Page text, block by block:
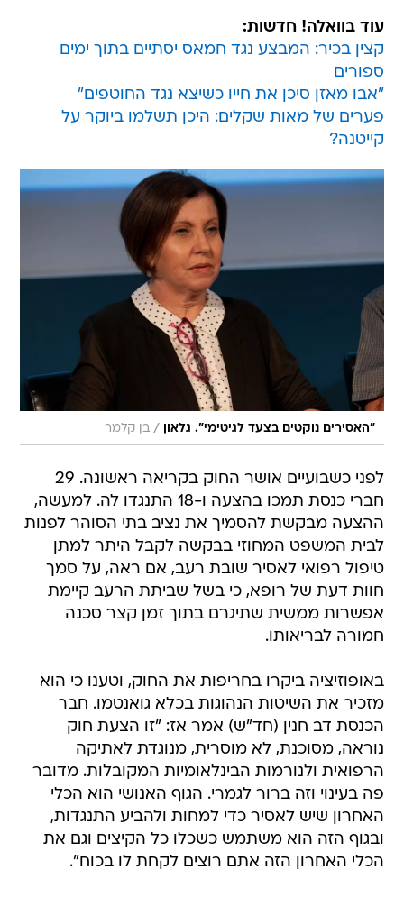
עוד בוואלה! חדשות:
קצין בכיר: המבצע נגד חמאס יסתיים בתוך ימים
ספורים
"אבו מאזן סיכן את חייו כשיצא נגד החוטפים"
פערים של מאות שקלים: היכן תשלמו ביוקר על
קייטנה?
"האסירים נוקטים בצעד לגיטימי". גלאון / בן קלמר
לפני כשבועיים אושר החוק בקריאה ראשונה. 29
חברי כנסת תמכו בהצעה ו-18 התנגדו לה. למעשה,
ההצעה מבקשת להסמיך את נציב בתי הסוהר לפנות
לבית המשפט המחוזי בבקשה לקבל היתר למתן
טיפול רפואי לאסיר שובת רעב, אם ראה, על סמך
חוות דעת של רופא, כי בשל שביתת הרעב קיימת
אפשרות ממשית שתיגרם בתוך זמן קצר סכנה
חמורה לבריאותו.
באופוזיציה ביקרו בחריפות את החוק, וטענו כי הוא
מזכיר את השיטות הנהוגות בכלא גואנטמו. חבר
הכנסת דב חנין (חד"ש) אמר אז: "זו הצעת חוק
נוראה, מסוכנת, לא מוסרית, מנוגדת לאתיקה
הרפואית ולנורמות הבינלאומיות המקובלות. מדובר
פה בעינוי וזה ברור לגמרי. הגוף האנושי הוא הכלי
האחרון שיש לאסיר כדי למחות ולהביע התנגדות,
ובגוף הזה הוא משתמש כשכלו כל הקיצים וגם את
הכלי האחרון הזה אתם רוצים לקחת לו בכוח".